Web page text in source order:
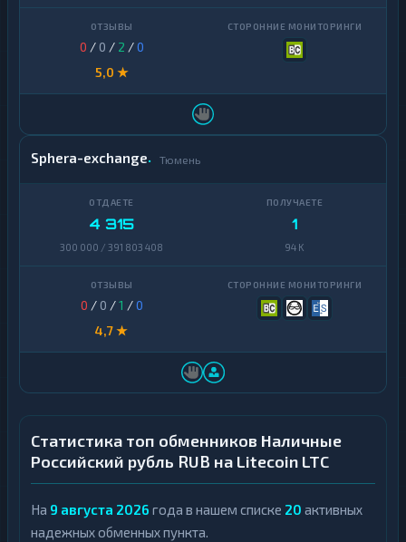
0 / 0 / 2 /0
5,0 ★
Sphera-exchange Тюмень
4 315
300 000 / 391 803 408
1
94 K
0 / 0 /1 /0
4,7 ★
Статистика топ обменников Наличные
Российский рубль RUB на Litecoin LTC
На 9 августа 2026 года в нашем списке 20 активных
надежных обменных пункта.